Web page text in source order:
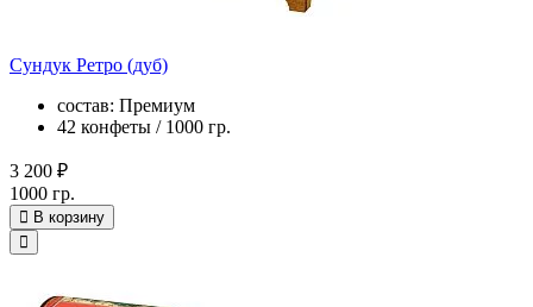
Сундук Ретро (дуб)
состав: Премиум
42 конфеты / 1000 гр.
3 200 ₽
1000 гр.
В корзину